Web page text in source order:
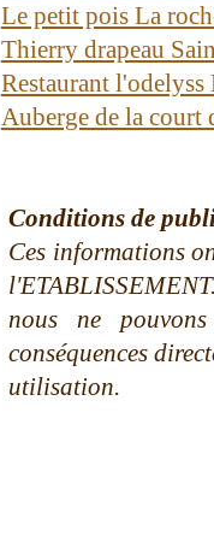
Le petit pois La
Thierry drapeau
Restaurant
Auberge de la
Conditions de
Ces informations
nous ne
conséquences
utilisation.